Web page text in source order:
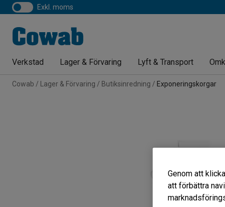
exkl. moms
Verkstad Lager & Förvaring Lyft & Transport
Cowab Lager & Förvaring Butiksinredning Exponeringskorgar
Genom att
att förbättra